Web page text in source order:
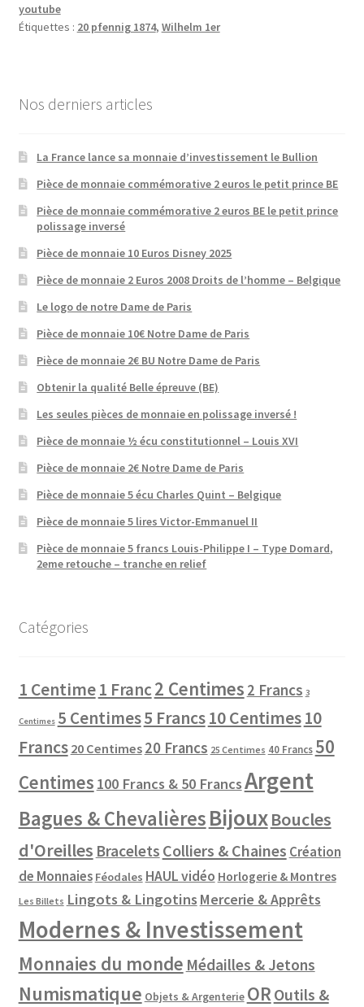
youtube
Étiquettes : 20 pfennig 1874, Wilhelm 1er
Nos derniers articles
La France lance sa monnaie d’investissement le Bullion
Pièce de monnaie commémorative 2 euros le petit prince BE
Pièce de monnaie commémorative 2 euros BE le petit prince
polissage inversé
Pièce de monnaie 10 Euros Disney 2025
Pièce de monnaie 2 Euros 2008 Droits de l’homme – Belgique
Le logo de notre Dame de Paris
Pièce de monnaie 10€ Notre Dame de Paris
Pièce de monnaie 2€ BU Notre Dame de Paris
Obtenir la qualité Belle épreuve (BE)
Les seules pièces de monnaie en polissage inversé !
Pièce de monnaie ½ écu constitutionnel – Louis XVI
Pièce de monnaie 2€ Notre Dame de Paris
Pièce de monnaie 5 écu Charles Quint – Belgique
Pièce de monnaie 5 lires Victor-Emmanuel II
Pièce de monnaie 5 francs Louis-Philippe I – Type Domard,
2eme retouche – tranche en relief
Catégories
1 Centime1 Franc2 Centimes 2 Francs 3
Centimes 5 Centimes5 Francs10 Centimes10
Francs 20 Centimes 20 Francs 25 Centimes 40 Francs 50
Centimes 100 Francs & 50 FrancsArgent
Bagues & ChevalièresBijouxBoucles
d'Oreilles Bracelets Colliers & Chaines Création
de Monnaies Féodales HAUL vidéo Horlogerie & Montres
Les Billets Lingots & Lingotins Mercerie & Apprêts
Modernes & Investissement
Monnaies du monde Médailles & Jetons
Numismatique Objets & Argenterie OR Outils &